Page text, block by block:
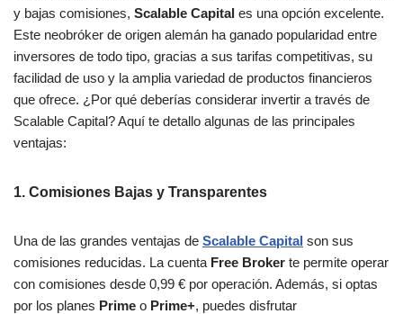
y bajas comisiones, Scalable Capital es una opción excelente.
Este neobróker de origen alemán ha ganado popularidad entre
inversores de todo tipo, gracias a sus tarifas competitivas, su
facilidad de uso y la amplia variedad de productos financieros
que ofrece. ¿Por qué deberías considerar invertir a través de
Scalable Capital? Aquí te detallo algunas de las principales
ventajas:
1. Comisiones Bajas y Transparentes
Una de las grandes ventajas de Scalable Capital son sus
comisiones reducidas. La cuenta Free Broker te permite operar
con comisiones desde 0,99 € por operación. Además, si optas
por los planes Prime o Prime+, puedes disfrutar